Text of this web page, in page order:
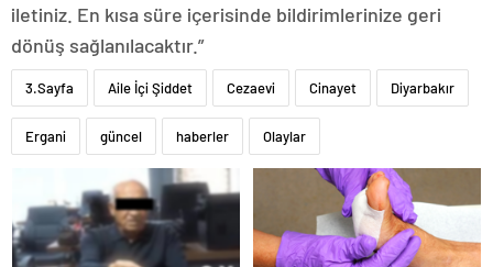
iletiniz. En kısa süre içerisinde bildirimlerinize geri
dönüş sağlanılacaktır.”
3.Sayfa Aile İçi Şiddet Cezaevi Cinayet Diyarbakır
Ergani güncel haberler Olaylar